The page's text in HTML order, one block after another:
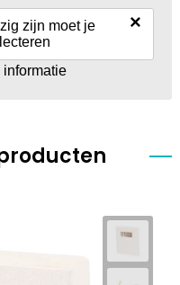
zijn moet je
×
informatie